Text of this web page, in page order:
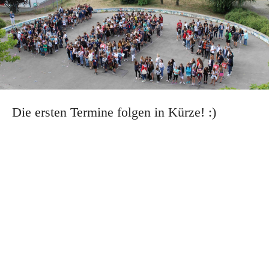
Die ersten Termine folgen in Kürze! :)